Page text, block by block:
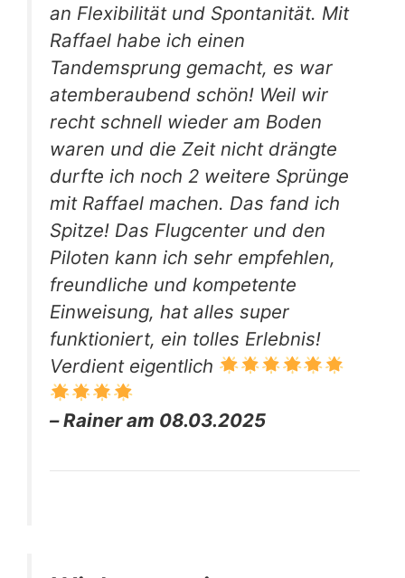
an Flexibilität und Spontanität. Mit
Raffael habe ich einen
Tandemsprung gemacht, es war
atemberaubend schön! Weil wir
recht schnell wieder am Boden
waren und die Zeit nicht drängte
durfte ich noch 2 weitere Sprünge
mit Raffael machen. Das fand ich
Spitze! Das Flugcenter und den
Piloten kann ich sehr empfehlen,
freundliche und kompetente
Einweisung, hat alles super
funktioniert, ein tolles Erlebnis!
Verdient eigentlich
– Rainer am 08.03.2025